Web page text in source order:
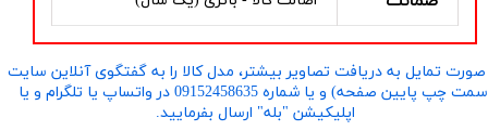
تمایل به دریافت تصاویر بیشتر، مدل کالا را به گفتگوی آنلاین سایت
​​​​​​​(سمت چپ پایین صفحه) و یا شماره 09152458635 در واتساپ یا تلگرام و یا
اپلیکیشن "بله" ارسال بفرمایید.